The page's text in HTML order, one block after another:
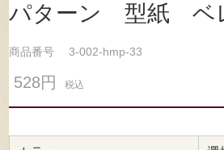
パターン 型紙 ベ
商品番号 3-002-hmp-33
528円 税込